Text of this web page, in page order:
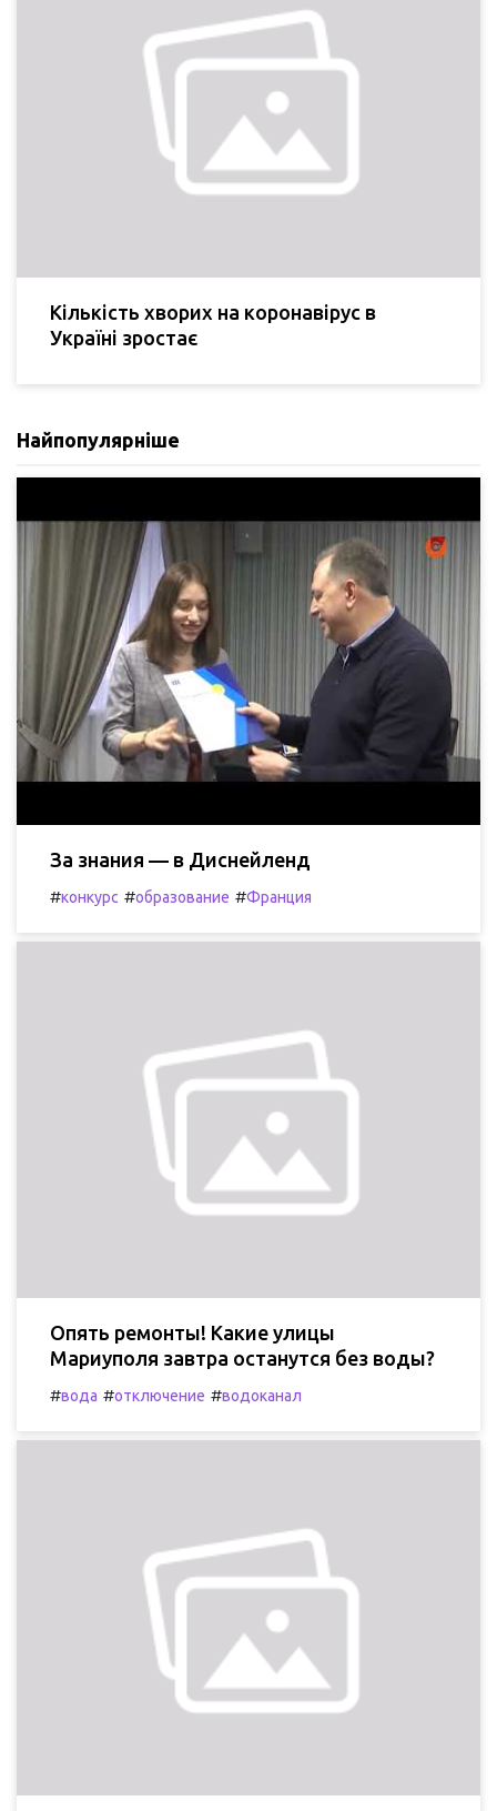
Кількість хворих на коронавірус в
Україні зростає
Найпопулярніше
За знания — в Диснейленд
#конкурс #образование #Франция
Опять ремонты! Какие улицы
Мариуполя завтра останутся без воды?
#вода #отключение #водоканал